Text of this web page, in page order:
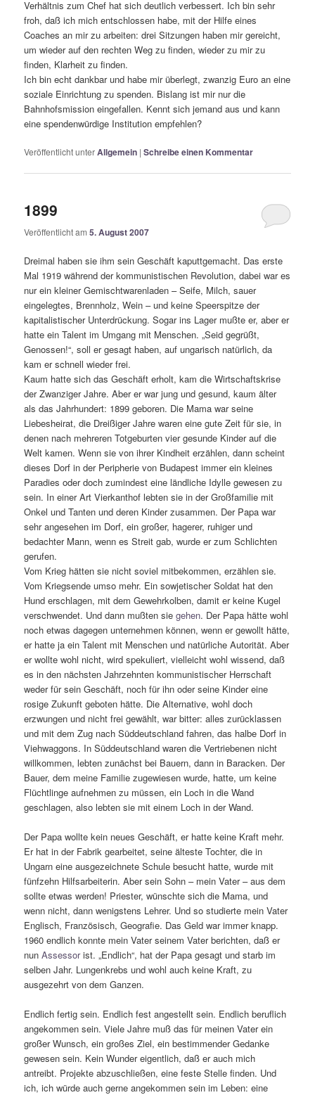
Verhältnis zum Chef hat sich deutlich verbessert. Ich bin sehr
froh, daß ich mich entschlossen habe, mit der Hilfe eines
Coaches an mir zu arbeiten: drei Sitzungen haben mir gereicht,
um wieder auf den rechten Weg zu finden, wieder zu mir zu
finden, Klarheit zu finden.
Ich bin echt dankbar und habe mir überlegt, zwanzig Euro an eine
soziale Einrichtung zu spenden. Bislang ist mir nur die
Bahnhofsmission eingefallen. Kennt sich jemand aus und kann
eine spendenwürdige Institution empfehlen?
Veröffentlicht unterAllgemein |Schreibe einen Kommentar
1899
Veröffentlicht am5. August 2007
Dreimal haben sie ihm sein Geschäft kaputtgemacht. Das erste
Mal 1919 während der kommunistischen Revolution, dabei war es
nur ein kleiner Gemischtwarenladen – Seife, Milch, sauer
eingelegtes, Brennholz, Wein – und keine Speerspitze der
kapitalistischer Unterdrückung. Sogar ins Lager mußte er, aber er
hatte ein Talent im Umgang mit Menschen. „Seid gegrüßt,
Genossen!“, soll er gesagt haben, auf ungarisch natürlich, da
kam er schnell wieder frei.
Kaum hatte sich das Geschäft erholt, kam die Wirtschaftskrise
der Zwanziger Jahre. Aber er war jung und gesund, kaum älter
als das Jahrhundert: 1899 geboren. Die Mama war seine
Liebesheirat, die Dreißiger Jahre waren eine gute Zeit für sie, in
denen nach mehreren Totgeburten vier gesunde Kinder auf die
Welt kamen. Wenn sie von ihrer Kindheit erzählen, dann scheint
dieses Dorf in der Peripherie von Budapest immer ein kleines
Paradies oder doch zumindest eine ländliche Idylle gewesen zu
sein. In einer Art Vierkanthof lebten sie in der Großfamilie mit
Onkel und Tanten und deren Kinder zusammen. Der Papa war
sehr angesehen im Dorf, ein großer, hagerer, ruhiger und
bedachter Mann, wenn es Streit gab, wurde er zum Schlichten
gerufen.
Vom Krieg hätten sie nicht soviel mitbekommen, erzählen sie.
Vom Kriegsende umso mehr. Ein sowjetischer Soldat hat den
Hund erschlagen, mit dem Gewehrkolben, damit er keine Kugel
verschwendet. Und dann mußten siegehen. Der Papa hätte wohl
noch etwas dagegen unternehmen können, wenn er gewollt hätte,
er hatte ja ein Talent mit Menschen und natürliche Autorität. Aber
er wollte wohl nicht, wird spekuliert, vielleicht wohl wissend, daß
es in den nächsten Jahrzehnten kommunistischer Herrschaft
weder für sein Geschäft, noch für ihn oder seine Kinder eine
rosige Zukunft geboten hätte. Die Alternative, wohl doch
erzwungen und nicht frei gewählt, war bitter: alles zurücklassen
und mit dem Zug nach Süddeutschland fahren, das halbe Dorf in
Viehwaggons. In Süddeutschland waren die Vertriebenen nicht
willkommen, lebten zunächst bei Bauern, dann in Baracken. Der
Bauer, dem meine Familie zugewiesen wurde, hatte, um keine
Flüchtlinge aufnehmen zu müssen, ein Loch in die Wand
geschlagen, also lebten sie mit einem Loch in der Wand.
Der Papa wollte kein neues Geschäft, er hatte keine Kraft mehr.
Er hat in der Fabrik gearbeitet, seine älteste Tochter, die in
Ungarn eine ausgezeichnete Schule besucht hatte, wurde mit
fünfzehn Hilfsarbeiterin. Aber sein Sohn – mein Vater – aus dem
sollte etwas werden! Priester, wünschte sich die Mama, und
wenn nicht, dann wenigstens Lehrer. Und so studierte mein Vater
Englisch, Französisch, Geografie. Das Geld war immer knapp.
1960 endlich konnte mein Vater seinem Vater berichten, daß er
nunAssessorist. „Endlich“, hat der Papa gesagt und starb im
selben Jahr. Lungenkrebs und wohl auch keine Kraft, zu
ausgezehrt von dem Ganzen.
Endlich fertig sein. Endlich fest angestellt sein. Endlich beruflich
angekommen sein. Viele Jahre muß das für meinen Vater ein
großer Wunsch, ein großes Ziel, ein bestimmender Gedanke
gewesen sein. Kein Wunder eigentlich, daß er auch mich
antreibt. Projekte abzuschließen, eine feste Stelle finden. Und
ich, ich würde auch gerne angekommen sein im Leben: eine